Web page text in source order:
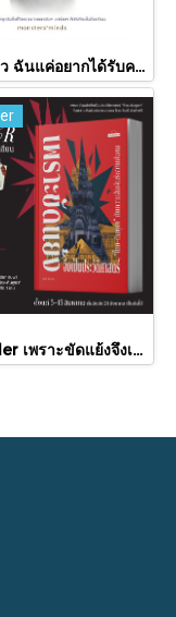
จริงๆ แล้ว ฉันแค่อยากได้รับความรัก / พัคแจยอน / นันท์นิชา / Babymonster
Pre-order เพราะขัดแย้งจึงเป็นประวัติศาสตร์ "ไทย-กัมพูชา" กับความสัมพันธ์หวานปนขม / มติชน